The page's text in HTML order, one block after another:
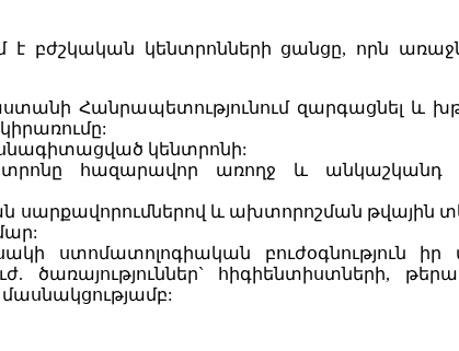
կենտրոնների ցանցը, որն
Հանրապետությունում զարգացնել և
կենտրոնի:
հազարավոր առողջ և անկաշկանդ
և ախտորոշման թվային
ստոմատոլոգիական բուժօգնություն իր
ծառայություններ` հիգիենտիստների,